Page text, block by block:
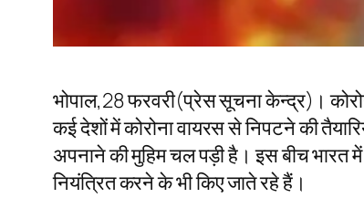
भोपाल,28 फरवरी(प्रेस सूचना केन्द्र)।
कई देशों में कोरोना वायरस से निपटने की
अपनाने की मुहिम चल पड़ी है। इस बीच भारत
नियंत्रित करने के भी किए जाते रहे हैं।